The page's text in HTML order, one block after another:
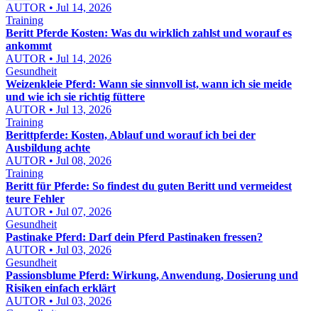
AUTOR • Jul 14, 2026
Training
Beritt Pferde Kosten: Was du wirklich zahlst und worauf es
ankommt
AUTOR • Jul 14, 2026
Gesundheit
Weizenkleie Pferd: Wann sie sinnvoll ist, wann ich sie meide
und wie ich sie richtig füttere
AUTOR • Jul 13, 2026
Training
Berittpferde: Kosten, Ablauf und worauf ich bei der
Ausbildung achte
AUTOR • Jul 08, 2026
Training
Beritt für Pferde: So findest du guten Beritt und vermeidest
teure Fehler
AUTOR • Jul 07, 2026
Gesundheit
Pastinake Pferd: Darf dein Pferd Pastinaken fressen?
AUTOR • Jul 03, 2026
Gesundheit
Passionsblume Pferd: Wirkung, Anwendung, Dosierung und
Risiken einfach erklärt
AUTOR • Jul 03, 2026